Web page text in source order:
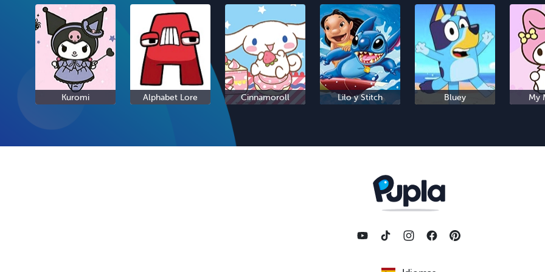
Kuromi Alphabet Lore Cinnamoroll Lilo y Stitch Bluey My